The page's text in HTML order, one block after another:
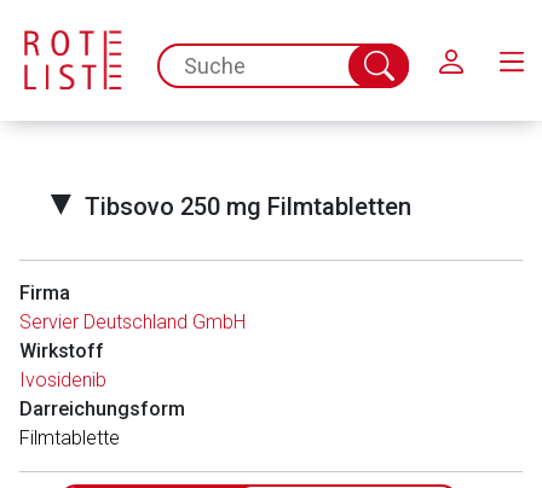
spc.search.input.placeholder
Suche
abschicken
▼ Tibsovo 250 mg Filmtabletten
Firma
Servier Deutschland GmbH
Wirkstoff
Ivosidenib
Darreichungsform
Filmtablette